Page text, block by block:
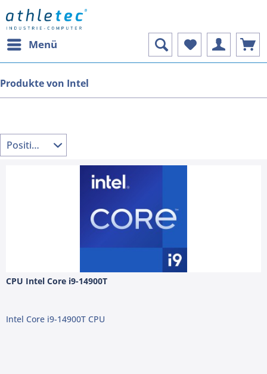
Menü
Produkte von Intel
CPU Intel Core i9-14900T
Intel Core i9-14900T CPU